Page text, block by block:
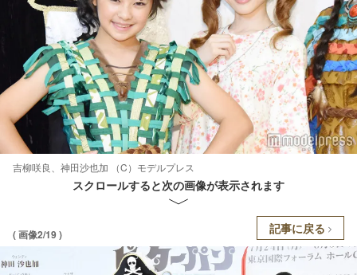
吉柳咲良、神田沙也加 （C）モデルプレス
スクロールすると次の画像が表示されます
( 画像2/19 ) 記事に戻る